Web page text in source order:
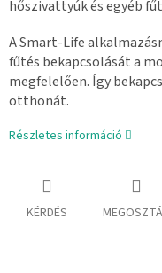
hőszivattyúk és egyéb
A Smart-Life
fűtés bekapcsolását a
megfelelően. Így
otthonát.
Részletes információ
KÉRDÉS